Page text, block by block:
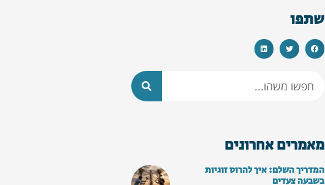
שתפו
מאמרים אחרונים
המדריך השלם: איך להרוס זוגיות
בשבעה צעדים